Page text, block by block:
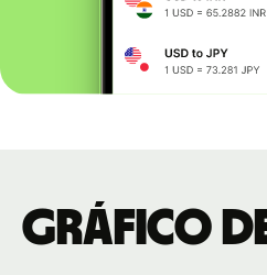
Gráfico de